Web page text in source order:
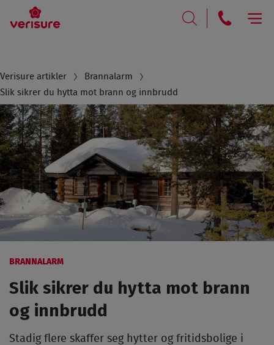
Breadcrumb
Verisure artikler
Brannalarm
Slik sikrer du hytta mot brann og innbrudd
BRANNALARM
Slik sikrer du hytta mot brann
og innbrudd
Stadig flere skaffer seg hytter og fritidsbolige i